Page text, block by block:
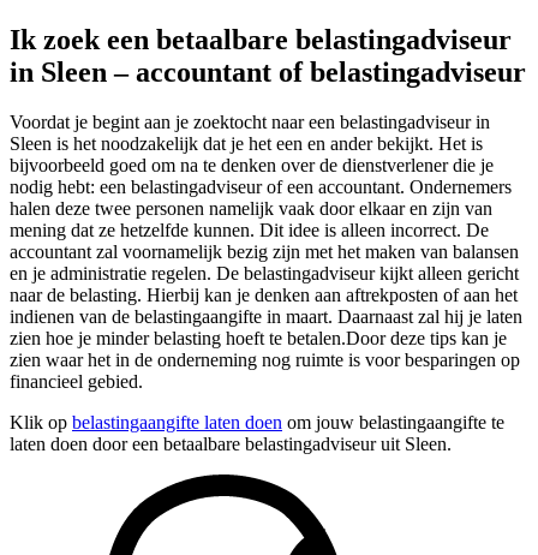
Ik zoek een betaalbare belastingadviseur
in Sleen – accountant of belastingadviseur
Voordat je begint aan je zoektocht naar een belastingadviseur in
Sleen is het noodzakelijk dat je het een en ander bekijkt. Het is
bijvoorbeeld goed om na te denken over de dienstverlener die je
nodig hebt: een belastingadviseur of een accountant. Ondernemers
halen deze twee personen namelijk vaak door elkaar en zijn van
mening dat ze hetzelfde kunnen. Dit idee is alleen incorrect. De
accountant zal voornamelijk bezig zijn met het maken van balansen
en je administratie regelen. De belastingadviseur kijkt alleen gericht
naar de belasting. Hierbij kan je denken aan aftrekposten of aan het
indienen van de belastingaangifte in maart. Daarnaast zal hij je laten
zien hoe je minder belasting hoeft te betalen.Door deze tips kan je
zien waar het in de onderneming nog ruimte is voor besparingen op
financieel gebied.
Klik op belastingaangifte laten doen om jouw belastingaangifte te
laten doen door een betaalbare belastingadviseur uit Sleen.